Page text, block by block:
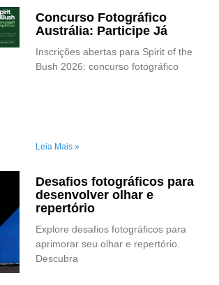
Concurso Fotográfico
Austrália: Participe Já
Inscrições abertas para Spirit of the
Bush 2026: concurso fotográfico
Leia Mais »
Desafios fotográficos para
desenvolver olhar e
repertório
Explore desafios fotográficos para
aprimorar seu olhar e repertório.
Descubra